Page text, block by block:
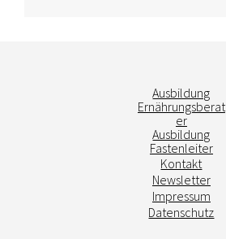
Ausbildung
Ernährungsberat
er
Ausbildung
Fastenleiter
Kontakt
Newsletter
Impressum
Datenschutz